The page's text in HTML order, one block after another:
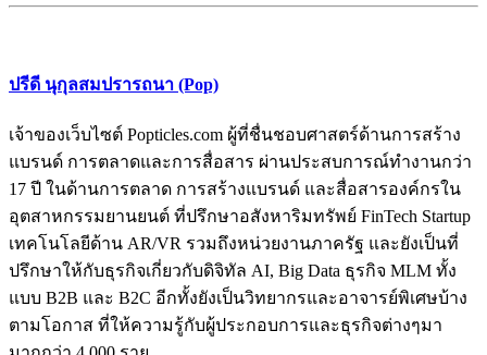
ปรีดี นุกุลสมปรารถนา (Pop)
เจ้าของเว็บไซต์ Popticles.com ผู้ที่ชื่นชอบศาสตร์ด้านการสร้าง
แบรนด์ การตลาดและการสื่อสาร ผ่านประสบการณ์ทำงานกว่า
17 ปี ในด้านการตลาด การสร้างแบรนด์ และสื่อสารองค์กรใน
อุตสาหกรรมยานยนต์ ที่ปรึกษาอสังหาริมทรัพย์ FinTech Startup
เทคโนโลยีด้าน AR/VR รวมถึงหน่วยงานภาครัฐ และยังเป็นที่
ปรึกษาให้กับธุรกิจเกี่ยวกับดิจิทัล AI, Big Data ธุรกิจ MLM ทั้ง
แบบ B2B และ B2C อีกทั้งยังเป็นวิทยากรและอาจารย์พิเศษบ้าง
ตามโอกาส ที่ให้ความรู้กับผู้ประกอบการและธุรกิจต่างๆมา